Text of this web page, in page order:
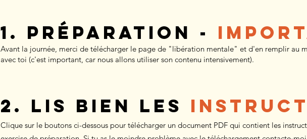
1. Préparation -
Avant la journée, merci de télécharger le page de "libération mentale" et d'en remplir au
avec toi (c'est important, car nous allons utiliser son contenu intensivement).
2. Lis bien les
Clique sur le boutons ci-dessous pour télécharger un document PDF qui contient les